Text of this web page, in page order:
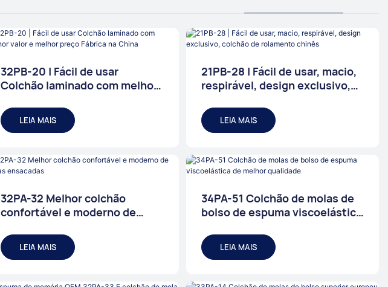
32PB-20 | Fácil de usar
Colchão laminado com melhor
ChinaLEIA MAIS
21PB-28 | Fácil de usar, macio,
respirável, design exclusivo,
LEIA MAIS
32PA-32 Melhor colchão
confortável e moderno de
LEIA MAIS
34PA-51 Colchão de molas de
bolso de espuma viscoelástica
LEIA MAIS